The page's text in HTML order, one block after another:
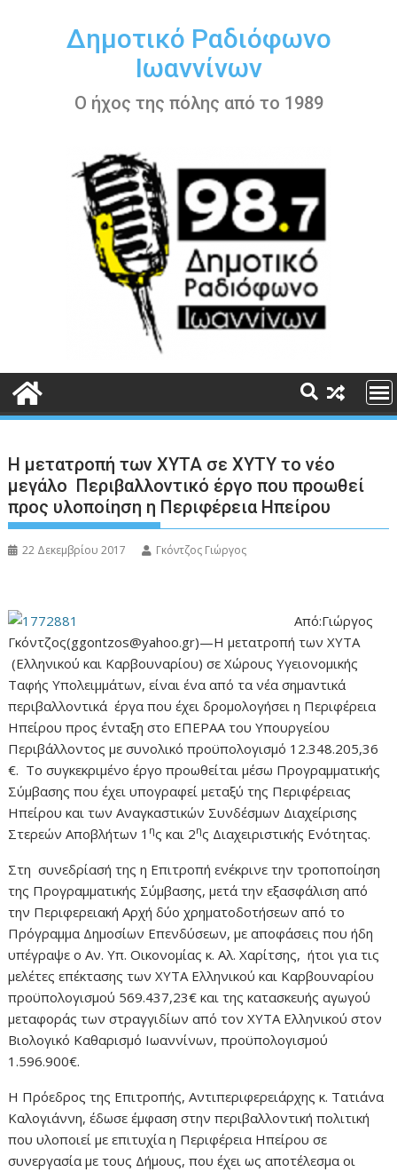
περιεχόμενοΔημοτικό Ραδιόφωνο
Ιωαννίνων
Ο ήχος της πόλης από το 1989
Η μετατροπή των ΧΥΤΑ σε ΧΥΤΥ το νέο
μεγάλο Περιβαλλοντικό έργο που προωθεί
προς υλοποίηση η Περιφέρεια Ηπείρου
22 Δεκεμβρίου 2017 Γκόντζος Γιώργος
Από:Γιώργος
Γκόντζος(ggontzos@yahoo.gr)—Η μετατροπή των ΧΥΤΑ
(Ελληνικού και Καρβουναρίου) σε Χώρους Υγειονομικής
Ταφής Υπολειμμάτων, είναι ένα από τα νέα σημαντικά
περιβαλλοντικά έργα που έχει δρομολογήσει η Περιφέρεια
Ηπείρου προς ένταξη στο ΕΠΕΡΑΑ του Υπουργείου
Περιβάλλοντος με συνολικό προϋπολογισμό 12.348.205,36
€. Το συγκεκριμένο έργο προωθείται μέσω Προγραμματικής
Σύμβασης που έχει υπογραφεί μεταξύ της Περιφέρειας
Ηπείρου και των Αναγκαστικών Συνδέσμων Διαχείρισης
Στερεών Αποβλήτων 1 ης και 2ης Διαχειριστικής Ενότητας.
Στη συνεδρίασή της η Επιτροπή ενέκρινε την τροποποίηση
της Προγραμματικής Σύμβασης, μετά την εξασφάλιση από
την Περιφερειακή Αρχή δύο χρηματοδοτήσεων από το
Πρόγραμμα Δημοσίων Επενδύσεων, με αποφάσεις που ήδη
υπέγραψε ο Αν. Υπ. Οικονομίας κ. Αλ. Χαρίτσης, ήτοι για τις
μελέτες επέκτασης των ΧΥΤΑ Ελληνικού και Καρβουναρίου
προϋπολογισμού 569.437,23€ και της κατασκευής αγωγού
μεταφοράς των στραγγιδίων από τον ΧΥΤΑ Ελληνικού στον
Βιολογικό Καθαρισμό Ιωαννίνων, προϋπολογισμού
1.596.900€.
Η Πρόεδρος της Επιτροπής, Αντιπεριφερειάρχης κ. Τατιάνα
Καλογιάννη, έδωσε έμφαση στην περιβαλλοντική πολιτική
που υλοποιεί με επιτυχία η Περιφέρεια Ηπείρου σε
συνεργασία με τους Δήμους, που έχει ως αποτέλεσμα οι